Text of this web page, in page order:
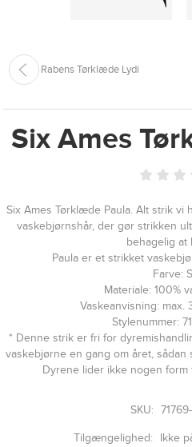
Rabens Tørklæde Lydi
Six Ames
Six Ames Tørklæde Paula. Alt strik vi
vaskebjørnshår, der gør strikken
behagelig at
Paula er et strikket
Farve:
Materiale: 100%
Vaskeanvisning: max.
Stylenummer:
* Denne strik er fri for
vaskebjørne en gang om året,
Dyrene lider ikke nogen
SKU:
Tilgængelighed: Ikke